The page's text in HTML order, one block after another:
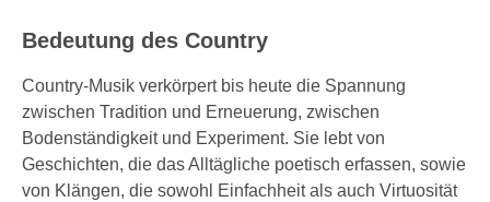
Bedeutung des Country
Country-Musik verkörpert bis heute die Spannung
zwischen Tradition und Erneuerung, zwischen
Bodenständigkeit und Experiment. Sie lebt von
Geschichten, die das Alltägliche poetisch erfassen, sowie
von Klängen, die sowohl Einfachheit als auch Virtuosität